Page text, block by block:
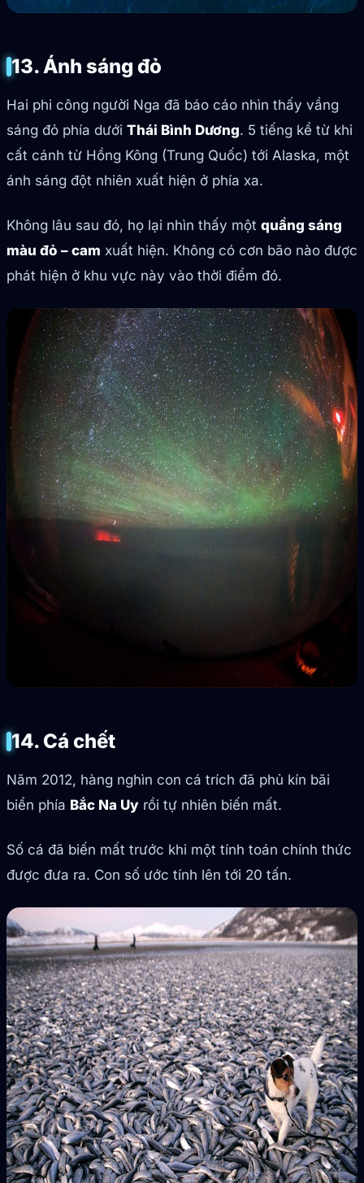
13. Ánh sáng đỏ
Hai phi công người Nga đã báo cáo nhìn thấy vầng
sáng đỏ phía dưới Thái Bình Dương. 5 tiếng kể từ khi
cất cánh từ Hồng Kông (Trung Quốc) tới Alaska, một
ánh sáng đột nhiên xuất hiện ở phía xa.
Không lâu sau đó, họ lại nhìn thấy một quầng sáng
màu đỏ – cam xuất hiện. Không có cơn bão nào được
phát hiện ở khu vực này vào thời điểm đó.
14. Cá chết
Năm 2012, hàng nghìn con cá trích đã phủ kín bãi
biển phía Bắc Na Uy rồi tự nhiên biến mất.
Số cá đã biến mất trước khi một tính toán chính thức
được đưa ra. Con số ước tính lên tới 20 tấn.